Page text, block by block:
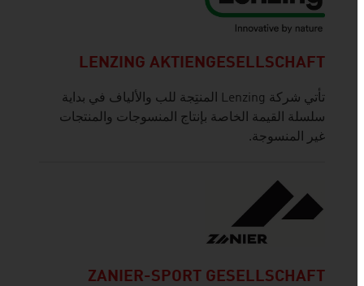
LENZING AKTIENGESELLSCHAFT
تأتي شركة Lenzing المنتِجة للب والألياف في بداية
سلسلة القيمة الخاصة بإنتاج المنسوجات والمنتجات
غير المنسوجة.
ZANIER-SPORT GESELLSCHAFT